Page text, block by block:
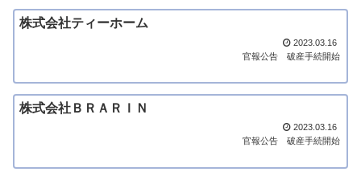
株式会社ティーホーム
2023.03.16
官報公告
破産手続開始
株式会社ＢＲＡＲＩＮ
2023.03.16
官報公告
破産手続開始